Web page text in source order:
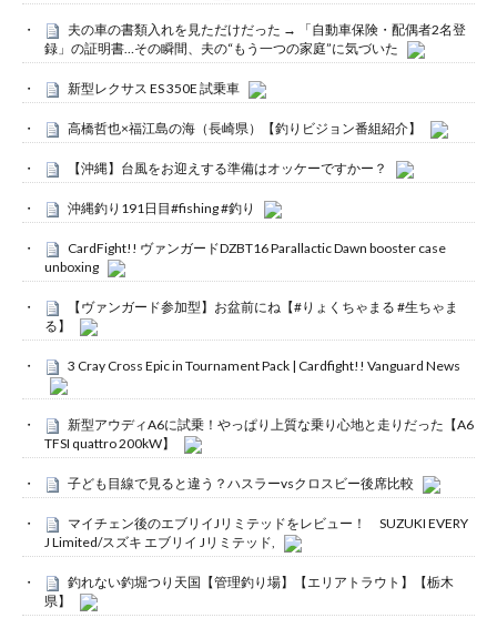
夫の車の書類入れを見ただけだった → 「自動車保険・配偶者2名登
録」の証明書…その瞬間、夫の“もう一つの家庭”に気づいた
新型レクサス ES 350E 試乗車
高橋哲也×福江島の海（長崎県）【釣りビジョン番組紹介】
【沖縄】台風をお迎えする準備はオッケーですかー？
沖縄釣り191日目#fishing #釣り
CardFight!! ヴァンガードDZBT16 Parallactic Dawn booster case
unboxing
【ヴァンガード参加型】お盆前にね【#りょくちゃまる #生ちゃま
る】
3 Cray Cross Epic in Tournament Pack | Cardfight!! Vanguard News
新型アウディA6に試乗！やっぱり上質な乗り心地と走りだった【A6
TFSI quattro 200kW】
子ども目線で見ると違う？ハスラーvsクロスビー後席比較
マイチェン後のエブリイJリミテッドをレビュー！ SUZUKI EVERY
J Limited/スズキ エブリイ Jリミテッド,
釣れない釣堀つり天国【管理釣り場】【エリアトラウト】【栃木
県】